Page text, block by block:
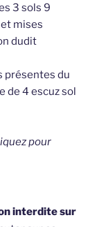
3 sols 9
mises
dudit
présentes du
de 4 escuz sol
pour
interdite sur